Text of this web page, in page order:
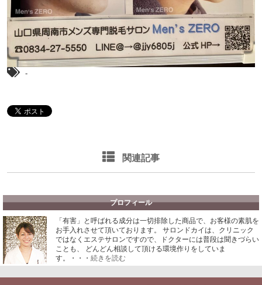
-
関連記事
プロフィール
「有害」と呼ばれる成分は一切排除した商品で、お客様の素肌を
お手入れさせて頂いております。
サロンドカイは、クリニック
ではなくエステサロンですので、ドクターには普段は聞きづらい
ことも、 どんどん相談して頂ける環境作りをしていま
す。・・・ 続きを読む